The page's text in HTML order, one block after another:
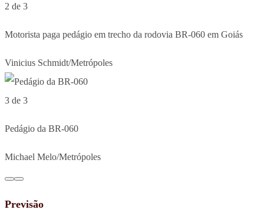
2 de 3
Motorista paga pedágio em trecho da rodovia BR-060 em Goiás
Vinicius Schmidt/Metrópoles
3 de 3
Pedágio da BR-060
Michael Melo/Metrópoles
Previsão